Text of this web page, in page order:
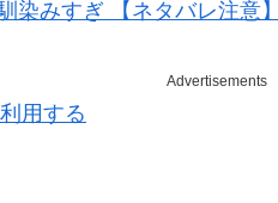
染みすぎ 【ネタバレ注意】
Advertisements
用する